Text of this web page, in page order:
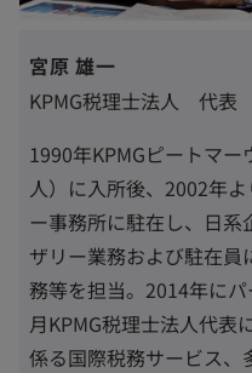
宮原 雄一
KPMG税理士法人 代表
1990年KPMGピートマ
人）に入所後、2002年
ー事務所に駐在し、日系
ザリー業務および駐在
務等を担当。2014年に
月KPMG税理士法人代表
係る国際税務サービス